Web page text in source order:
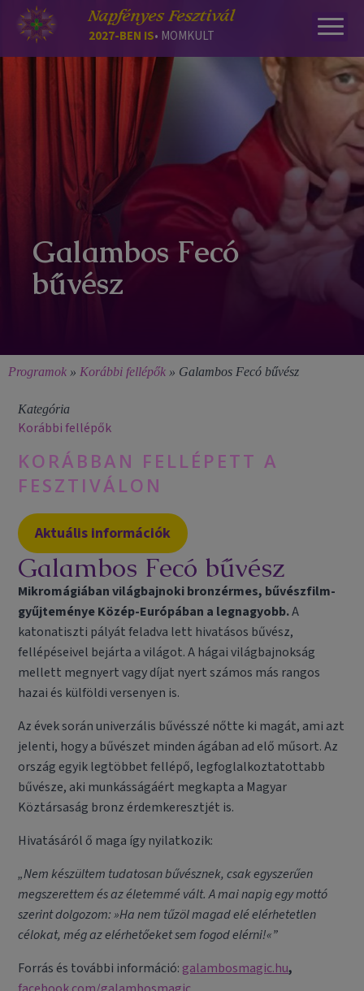
Napfényes Fesztivál
2027-BEN IS• MOMKULT
Galambos Fecó
bűvész
Programok » Korábbi fellépők » Galambos Fecó bűvész
Kategória
Korábbi fellépők
KORÁBBAN FELLÉPETT A
FESZTIVÁLON
Aktuális információk
Galambos Fecó bűvész
Mikromágiában világbajnoki bronzérmes, bűvészfilm-
gyűjteménye Közép-Európában a legnagyobb.A
katonatiszti pályát feladva lett hivatásos bűvész,
fellépéseivel bejárta a világot. A hágai világbajnokság
mellett megnyert vagy díjat nyert számos más rangos
hazai és külföldi versenyen is.
Az évek során univerzális bűvésszé nőtte ki magát, ami azt
jelenti, hogy a bűvészet minden ágában ad elő műsort. Az
ország egyik legtöbbet fellépő, legfoglalkoztatottabb
bűvésze, aki munkásságáért megkapta a Magyar
Köztársaság bronz érdemkeresztjét is.
Hivatásáról ő maga így nyilatkozik:
„Nem készültem tudatosan bűvésznek, csak egyszerűen
megszerettem és az életemmé vált. A mai napig egy mottó
szerint dolgozom:»Ha nem tűzöl magad elé elérhetetlen
célokat, még az elérhetőeket sem fogod elérni!«”
Forrás és további információ: galambosmagic.hu,